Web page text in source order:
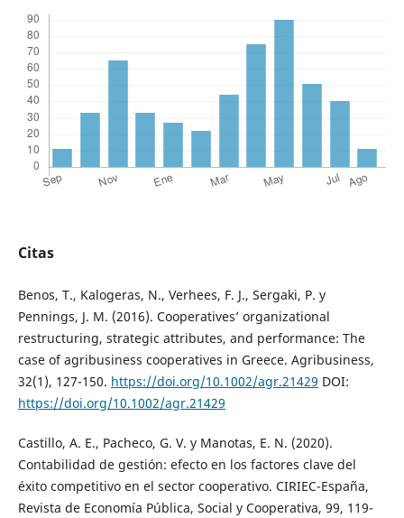
Citas
Benos, T., Kalogeras, N., Verhees, F. J., Sergaki, P. y
Pennings, J. M. (2016). Cooperatives’ organizational
restructuring, strategic attributes, and performance: The
case of agribusiness cooperatives in Greece. Agribusiness,
32(1), 127-150. https://doi.org/10.1002/agr.21429 DOI:
https://doi.org/10.1002/agr.21429
Castillo, A. E., Pacheco, G. V. y Manotas, E. N. (2020).
Contabilidad de gestión: efecto en los factores clave del
éxito competitivo en el sector cooperativo. CIRIEC-España,
Revista de Economía Pública, Social y Cooperativa, 99, 119-